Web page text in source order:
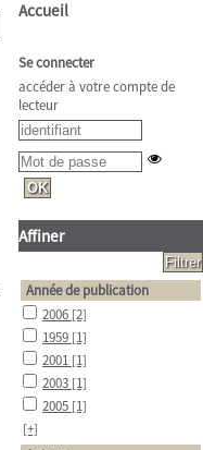
Accueil
Se connecter
accéder à votre compte de
lecteur
Affiner
Année de publication
2006 [2]
1959 [1]
2001 [1]
2003 [1]
2005 [1]
[+]